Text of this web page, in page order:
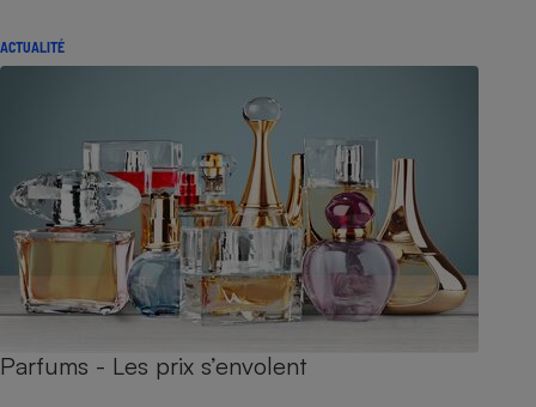
ACTUALITÉ
Parfums - Les prix s’envolent